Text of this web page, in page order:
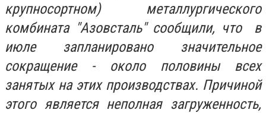
крупносортном) металлургического
комбината "Азовсталь" сообщили, что в
июле запланировано значительное
сокращение - около половины всех
занятых на этих производствах. Причиной
этого является неполная загруженность,